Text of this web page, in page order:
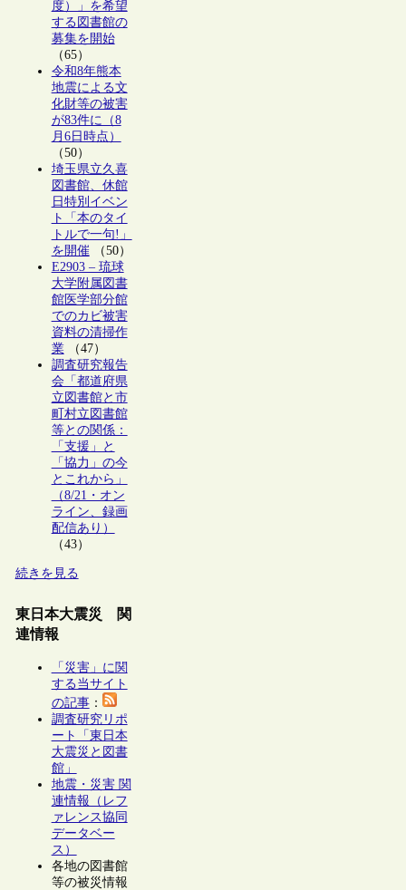
度）」を希望
する図書館の
募集を開始
（65）
令和8年熊本
地震による文
化財等の被害
が83件に（8
月6日時点）
（50）
埼玉県立久喜
図書館、休館
日特別イベン
ト「本のタイ
トルで一句!」
を開催（50）
E2903 – 琉球
大学附属図書
館医学部分館
でのカビ被害
資料の清掃作
業（47）
調査研究報告
会「都道府県
立図書館と市
町村立図書館
等との関係：
「支援」と
「協力」の今
とこれから」
（8/21・オン
ライン、録画
配信あり）
（43）
続きを見る
東日本大震災 関
連情報
「災害」に関
する当サイト
の記事：
調査研究リポ
ート「東日本
大震災と図書
館」
地震・災害 関
連情報（レフ
ァレンス協同
データベー
ス）
各地の図書館
等の被災情報